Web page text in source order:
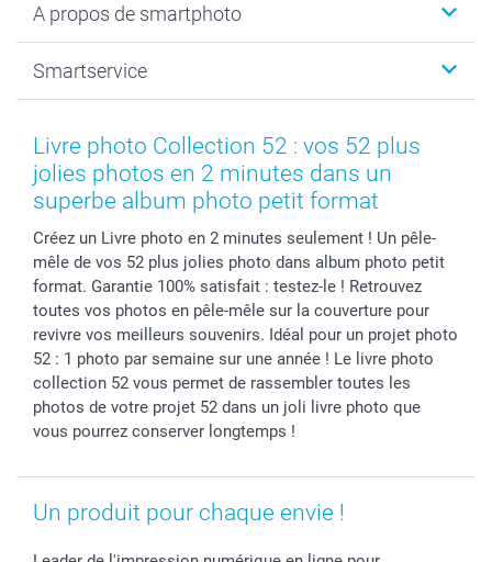
Tirage photo & agrandissement
Faire-part & Cartes
Coques smartphone
Stickers & Etiquettes
Cadres photo & accessoires déco
Anniversaire
Naissance & baptême
Fête des Mères
Fête des Pères
Communion
Toussaint
Rentrée des classes
Saint-Valentin
Vacances
A propos de smartphoto
Plan du site
Droit de rétraction
Plaintes
Vie privée
Tarifs
Partenariats & Influence
Investisseurs
Smartservice
Aide
smartbonus
smartfriends
Modes de paiement
Grandes quantités
Statut de ma commande
Livre photo Collection 52 : vos 52 plus
jolies photos en 2 minutes dans un
superbe album photo petit format
Créez un Livre photo en 2 minutes seulement ! Un pêle-
mêle de vos 52 plus jolies photo dans album photo petit
format. Garantie 100% satisfait : testez-le ! Retrouvez
toutes vos photos en pêle-mêle sur la couverture pour
revivre vos meilleurs souvenirs. Idéal pour un projet photo
52 : 1 photo par semaine sur une année ! Le livre photo
collection 52 vous permet de rassembler toutes les
photos de votre projet 52 dans un joli livre photo que
vous pourrez conserver longtemps !
Un produit pour chaque envie !